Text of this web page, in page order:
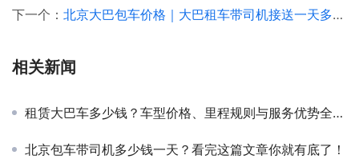
下一个： 北京大巴包车价格｜大巴租车带司机接送一天多少钱？（2026最新解析）
相关新闻
租赁大巴车多少钱？车型价格、里程规则与服务优势全解析
北京包车带司机多少钱一天？看完这篇文章你就有底了！